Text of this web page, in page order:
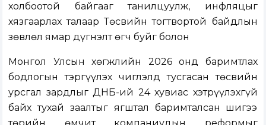
холбоотой байгааг танилцуулж, инфляцыг
хязгаарлах талаар Төсвийн тогтвортой байдлын
зөвлөл ямар дүгнэлт өгч буйг болон
Монгол Улсын хөгжлийн 2026 онд баримтлах
бодлогын тэргүүлэх чиглэлд тусгасан төсвийн
урсгал зардлыг ДНБ-ий 24 хувиас хэтрүүлэхгүй
байх тухай заалтыг ягштал баримталсан шигээ